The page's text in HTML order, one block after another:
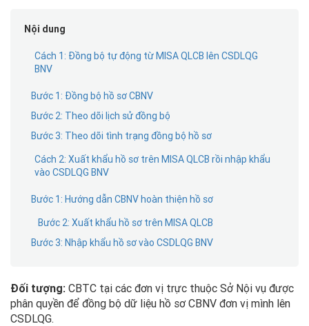
Nội dung
Cách 1: Đồng bộ tự động từ MISA QLCB lên CSDLQG
BNV
Bước 1: Đồng bộ hồ sơ CBNV
Bước 2: Theo dõi lịch sử đồng bộ
Bước 3: Theo dõi tình trạng đồng bộ hồ sơ
Cách 2: Xuất khẩu hồ sơ trên MISA QLCB rồi nhập khẩu
vào CSDLQG BNV
Bước 1: Hướng dẫn CBNV hoàn thiện hồ sơ
Bước 2: Xuất khẩu hồ sơ trên MISA QLCB
Bước 3: Nhập khẩu hồ sơ vào CSDLQG BNV
Đối tượng: CBTC tại các đơn vị trực thuộc Sở Nội vụ được
phân quyền để đồng bộ dữ liệu hồ sơ CBNV đơn vị mình lên
CSDLQG.